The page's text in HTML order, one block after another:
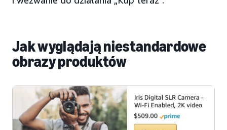
Jak wyglądają niestandardowe
obrazy produktów